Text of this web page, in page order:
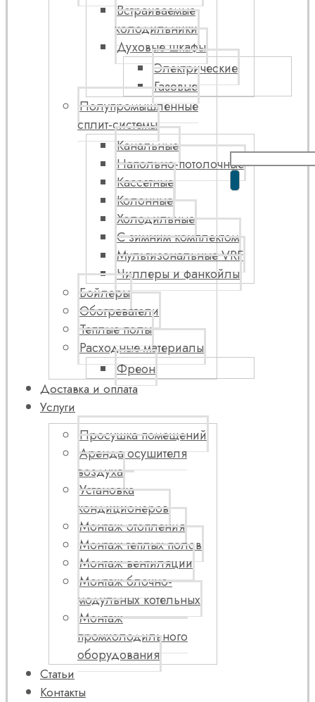
Встраиваемые
холодильники
Духовые шкафы
Электрические
Газовые
Полупромышленные
сплит-системы
Канальные
Напольно-потолочные
Кассетные
Колонные
Холодильные
С зимним комплектом
Мультизональные VRF
Чиллеры и фанкойлы
Бойлеры
Обогреватели
Теплые полы
Расходные материалы
Фреон
Доставка и оплата
Услуги
Просушка помещений
Аренда осушителя
воздуха
Установка
кондиционеров
Монтаж отопления
Монтаж теплых полов
Монтаж вентиляции
Монтаж блочно-
модульных котельных
Монтаж
промхолодильного
оборудования
Статьи
Контакты